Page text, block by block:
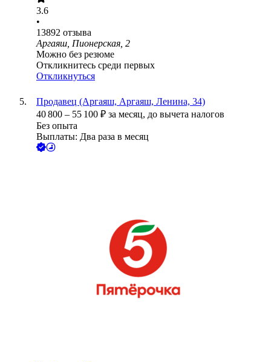
3.6
•
13892 отзыва
Аргаяш, Пионерская, 2
Можно без резюме
Откликнитесь среди первых
Откликнуться
Продавец (Аргаяш, Аргаяш, Ленина, 34)
40 800 – 55 100 ₽ за месяц, до вычета налогов
Без опыта
Выплаты: Два раза в месяц